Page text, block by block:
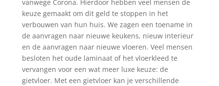
vanwege Corona. Hierdoor hebben veel mensen de
keuze gemaakt om dit geld te stoppen in het
verbouwen van hun huis. We zagen een toename in
de aanvragen naar nieuwe keukens, nieuw interieur
en de aanvragen naar nieuwe vloeren. Veel mensen
besloten het oude laminaat of het vloerkleed te
vervangen voor een wat meer luxe keuze: de
gietvloer. Met een gietvloer kan je verschillende